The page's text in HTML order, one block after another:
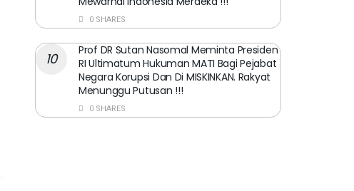
0 SHARES
Prof DR Sutan Nasomal Meminta Presiden
RI Ultimatum Hukuman MATI Bagi Pejabat
Negara Korupsi Dan Di MISKINKAN. Rakyat
Menunggu Putusan !!!
0 SHARES